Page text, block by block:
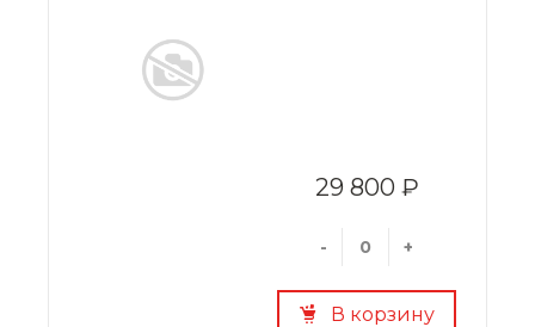
29 800 ₽
- +
В корзину